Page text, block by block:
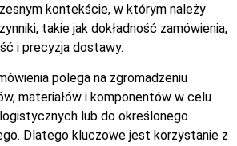
kontekście, w którym należy
takie jak dokładność zamówienia,
i precyzja dostawy.
polega na zgromadzeniu
materiałów i komponentów w celu
lub do określonego
Dlatego kluczowe jest korzystanie z